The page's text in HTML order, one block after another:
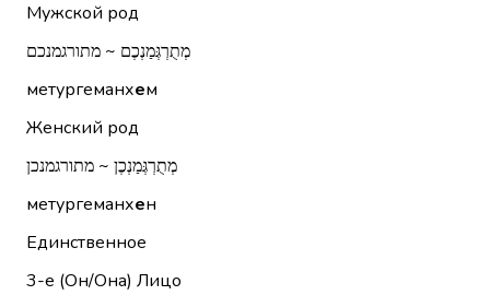
Мужской род
מְתֻרְגְּמַנְכֶם ~ מתורגמנכם
метургеманхем
Женский род
מְתֻרְגְּמַנְכֶן ~ מתורגמנכן
метургеманхен
Единственное
3-е (Он/Она) Лицо